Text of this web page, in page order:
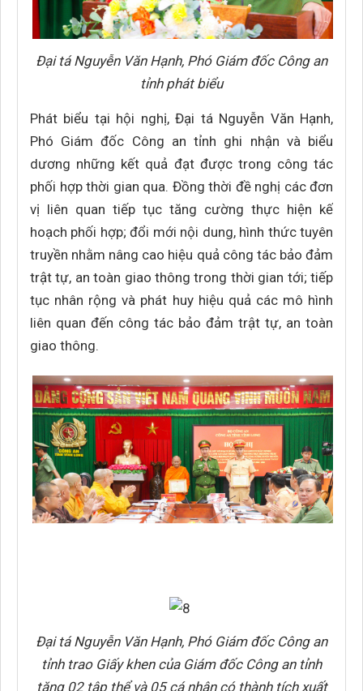
Đại tá Nguyễn Văn Hạnh, Phó Giám đốc Công an
tỉnh phát biểu
Phát biểu tại hội nghị, Đại tá Nguyễn Văn Hạnh,
Phó Giám đốc Công an tỉnh ghi nhận và biểu
dương những kết quả đạt được trong công tác
phối hợp thời gian qua. Đồng thời đề nghị các đơn
vị liên quan tiếp tục tăng cường thực hiện kế
hoạch phối hợp; đổi mới nội dung, hình thức tuyên
truyền nhằm nâng cao hiệu quả công tác bảo đảm
trật tự, an toàn giao thông trong thời gian tới; tiếp
tục nhân rộng và phát huy hiệu quả các mô hình
liên quan đến công tác bảo đảm trật tự, an toàn
giao thông.
Đại tá Nguyễn Văn Hạnh, Phó Giám đốc Công an
tỉnh trao Giấy khen của Giám đốc Công an tỉnh
tặng 02 tập thể và 05 cá nhân có thành tích xuất